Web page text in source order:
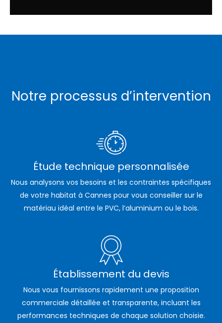
Notre processus d’intervention
Étude technique personnalisée
Nous analysons vos besoins et les contraintes spécifiques
de votre habitat à Cannes pour vous conseiller sur le
matériau idéal entre le PVC, l’aluminium ou le bois.
Établissement du devis
Nous vous fournissons rapidement une proposition
commerciale détaillée et transparente, incluant les
performances techniques de chaque solution choisie.